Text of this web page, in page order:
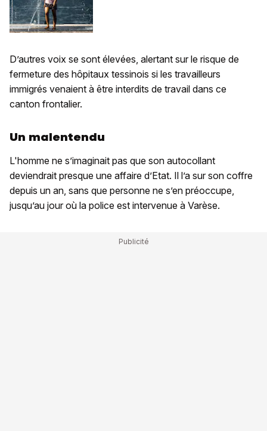
D’autres voix se sont élevées, alertant sur le risque de
fermeture des hôpitaux tessinois si les travailleurs
immigrés venaient à être interdits de travail dans ce
canton frontalier.
Un malentendu
L'homme ne s’imaginait pas que son autocollant
deviendrait presque une affaire d’Etat. Il l’a sur son coffre
depuis un an, sans que personne ne s’en préoccupe,
jusqu’au jour où la police est intervenue à Varèse.